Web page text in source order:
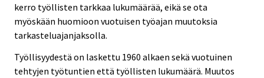
kerro työllisten tarkkaa lukumäärää, eikä se ota
myöskään huomioon vuotuisen työajan muutoksia
tarkasteluajanjaksolla.
Työllisyydestä on laskettu 1960 alkaen sekä vuotuinen
tehtyjen työtuntien että työllisten lukumäärä. Muutos